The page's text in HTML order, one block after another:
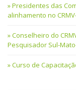
Presidentes das
alinhamento no
Conselheiro do
Pesquisador Sul-
Curso de